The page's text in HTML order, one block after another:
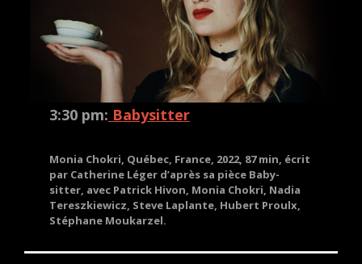
3:30 pm: Babysitter
Monia Chokri, Québec, France, 2022, 87 min, écrit
par Catherine Léger d’après sa pièce Baby-
sitter, avec Patrick Hivon, Monia Chokri, Nadia
Tereszkiewicz, Steve Laplante, Hubert Proulx,
Stéphane Moukarzel.